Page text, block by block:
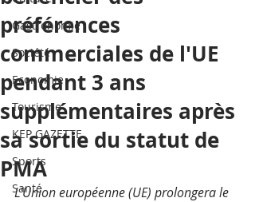
Gastronomie
Société
Economie
Tourisme
KEP GAZETTE
Sports
Santé
préférences
commerciales de l'UE
pendant 3 ans
supplémentaires après
sa sortie du statut de
PMA
L'Union européenne (UE) prolongera le